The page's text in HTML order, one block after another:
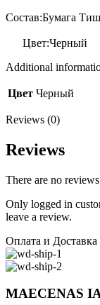
Цвет:Черный
Additional
Цвет Черный
Reviews (0)
Reviews
There are no
Only logged in
leave a review.
Оплата и Доставка
MAECENAS